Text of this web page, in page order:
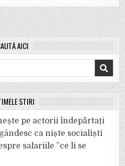
AICI
ȘTIRI
pe actorii îndepărtați
ca niște socialiști
salariile ”ce li se